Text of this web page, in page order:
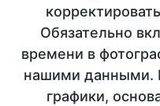
Обязательно
времени в
нашими данными.
графики,